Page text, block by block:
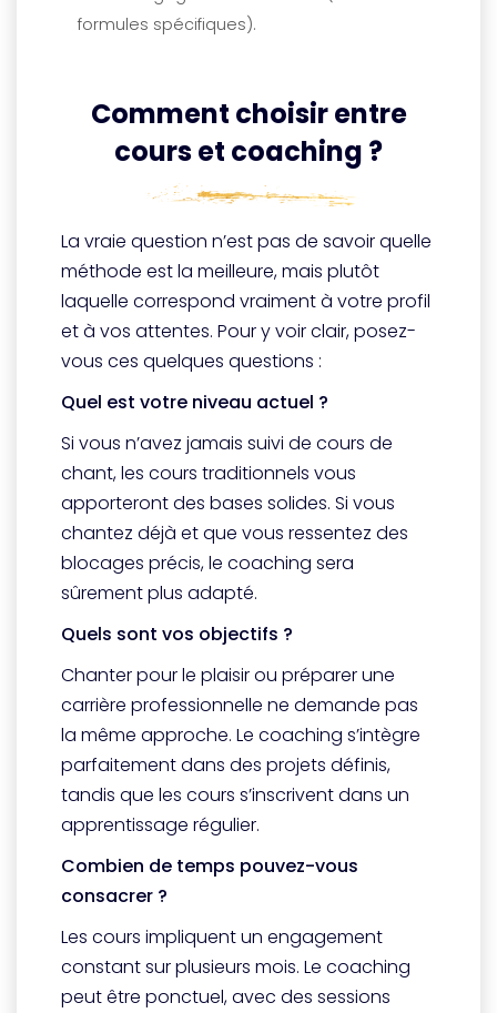
formules spécifiques).
Comment choisir entre
cours et coaching ?
La vraie question n’est pas de savoir quelle
méthode est la meilleure, mais plutôt
laquelle correspond vraiment à votre profil
et à vos attentes. Pour y voir clair, posez-
vous ces quelques questions :
Quel est votre niveau actuel ?
Si vous n’avez jamais suivi de cours de
chant, les cours traditionnels vous
apporteront des bases solides. Si vous
chantez déjà et que vous ressentez des
blocages précis, le coaching sera
sûrement plus adapté.
Quels sont vos objectifs ?
Chanter pour le plaisir ou préparer une
carrière professionnelle ne demande pas
la même approche. Le coaching s’intègre
parfaitement dans des projets définis,
tandis que les cours s’inscrivent dans un
apprentissage régulier.
Combien de temps pouvez-vous
consacrer ?
Les cours impliquent un engagement
constant sur plusieurs mois. Le coaching
peut être ponctuel, avec des sessions